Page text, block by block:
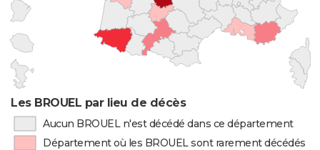
Les BROUEL par lieu de décès
Aucun BROUEL n'est décédé dans ce département
Département où les BROUEL sont rarement décédés